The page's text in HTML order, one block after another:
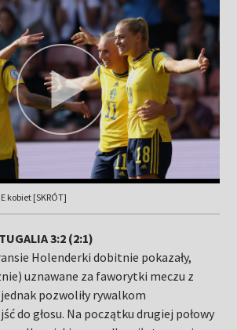
kobiet [SKRÓT]
3:2 (2:1)
Holenderki dobitnie pokazały,
uznawane za faworytki meczu z
pozwoliły rywalkom
do głosu. Na początku drugiej połowy